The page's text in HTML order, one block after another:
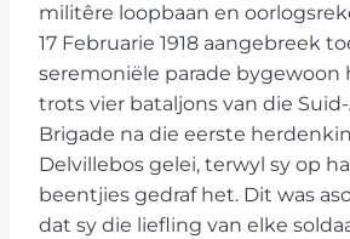
militêre loopbaan en
17 Februarie 1918 aangebreek
seremoniële parade bygewoon
trots vier bataljons van die
Brigade na die eerste
Delvillebos gelei, terwyl sy op
beentjies gedraf het. Dit was
dat sy die liefling van elke